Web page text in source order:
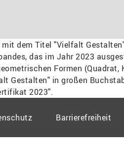
Barrierefreiheit